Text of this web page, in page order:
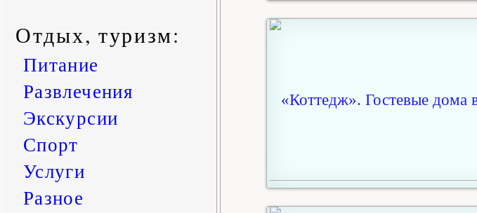
Отдых, туризм:
Питание
Развлечения
Экскурсии
Спорт
Услуги
Разное